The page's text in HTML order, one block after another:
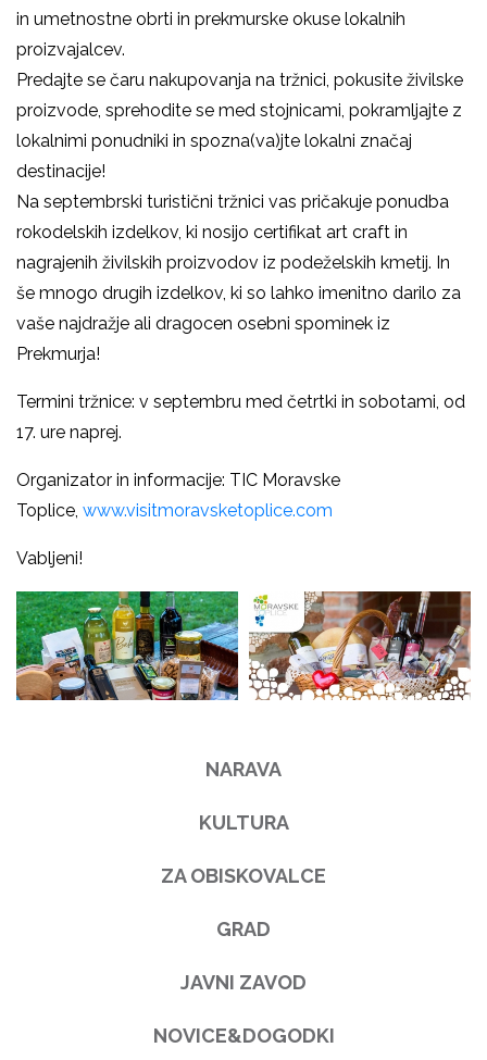
in umetnostne obrti in prekmurske okuse lokalnih
proizvajalcev.
Predajte se čaru nakupovanja na tržnici, pokusite živilske
proizvode, sprehodite se med stojnicami, pokramljajte z
lokalnimi ponudniki in spozna(va)jte lokalni značaj
destinacije!
Na septembrski turistični tržnici vas pričakuje ponudba
rokodelskih izdelkov, ki nosijo certifikat art craft in
nagrajenih živilskih proizvodov iz podeželskih kmetij. In
še mnogo drugih izdelkov, ki so lahko imenitno darilo za
vaše najdražje ali dragocen osebni spominek iz
Prekmurja!
Termini tržnice: v septembru med četrtki in sobotami, od
17. ure naprej.
Organizator in informacije: TIC Moravske
Toplice, www.visitmoravsketoplice.com
Vabljeni!
NARAVA
KULTURA
ZA OBISKOVALCE
GRAD
JAVNI ZAVOD
NOVICE&DOGODKI